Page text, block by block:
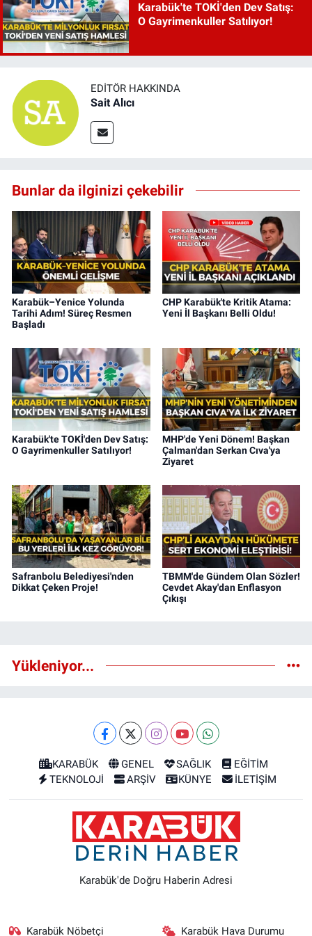
Karabük'te TOKİ'den Dev Satış:
O Gayrimenkuller Satılıyor!
EDITÖR HAKKINDA
Sait Alıcı
Bunlar da ilginizi çekebilir
Karabük–Yenice Yolunda
Tarihi Adım! Süreç Resmen
Başladı
CHP Karabük'te Kritik Atama:
Yeni İl Başkanı Belli Oldu!
Karabük'te TOKİ'den Dev Satış:
O Gayrimenkuller Satılıyor!
MHP'de Yeni Dönem! Başkan
Çalman'dan Serkan Cıva'ya
Ziyaret
Safranbolu Belediyesi'nden
Dikkat Çeken Proje!
TBMM'de Gündem Olan Sözler!
Cevdet Akay'dan Enflasyon
Çıkışı
Yükleniyor...
KARABÜK GENEL SAĞLIK
EĞİTİM
TEKNOLOJİ
ARŞİV KÜNYE İLETİŞİM
Karabük'de Doğru Haberin Adresi
Karabük Nöbetçi Karabük Hava Durumu